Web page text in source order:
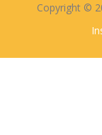
Copyright ©